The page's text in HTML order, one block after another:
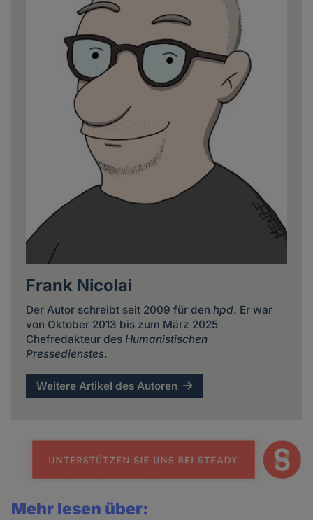
Frank Nicolai
Der Autor schreibt seit 2009 für den hpd. Er war
von Oktober 2013 bis zum März 2025
Chefredakteur des Humanistischen
Pressedienstes.
Weitere Artikel des Autoren
Mehr lesen über: